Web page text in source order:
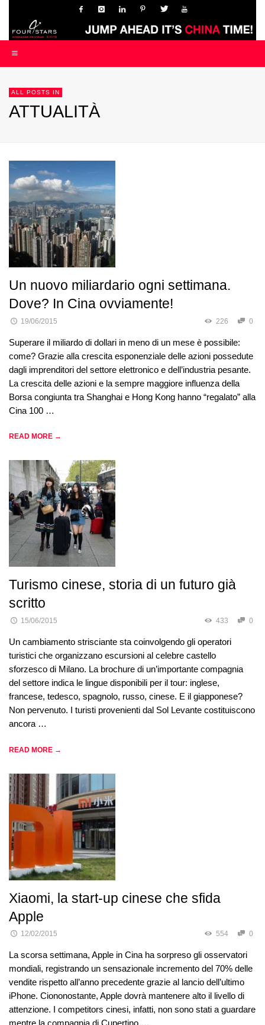
ALL POSTS IN
ATTUALITÀ
Un nuovo miliardario ogni settimana.
Dove? In Cina ovviamente!
19/06/2015 226 0
Superare il miliardo di dollari in meno di un mese è possibile:
come? Grazie alla crescita esponenziale delle azioni possedute
dagli imprenditori del settore elettronico e dell’industria pesante.
La crescita delle azioni e la sempre maggiore influenza della
Borsa congiunta tra Shanghai e Hong Kong hanno “regalato” alla
Cina 100 …
READ MORE →
Turismo cinese, storia di un futuro già
scritto
15/06/2015 433 0
Un cambiamento strisciante sta coinvolgendo gli operatori
turistici che organizzano escursioni al celebre castello
sforzesco di Milano. La brochure di un’importante compagnia
del settore indica le lingue disponibili per il tour: inglese,
francese, tedesco, spagnolo, russo, cinese. E il giapponese?
Non pervenuto. I turisti provenienti dal Sol Levante costituiscono
ancora …
READ MORE →
Xiaomi, la start-up cinese che sfida
Apple
12/02/2015 554 0
La scorsa settimana, Apple in Cina ha sorpreso gli osservatori
mondiali, registrando un sensazionale incremento del 70% delle
vendite rispetto all’anno precedente grazie al lancio dell’ultimo
iPhone. Ciononostante, Apple dovrà mantenere alto il livello di
attenzione. I competitors cinesi, infatti, non sono stati a guardare